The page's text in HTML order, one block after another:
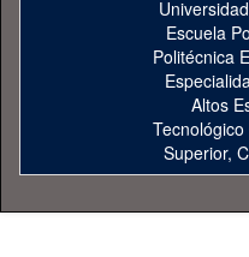
Escuela
Politécnica
Altos
Superior,